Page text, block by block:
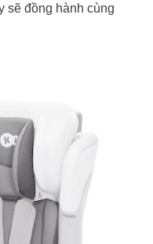
sẽ đồng hành cùng